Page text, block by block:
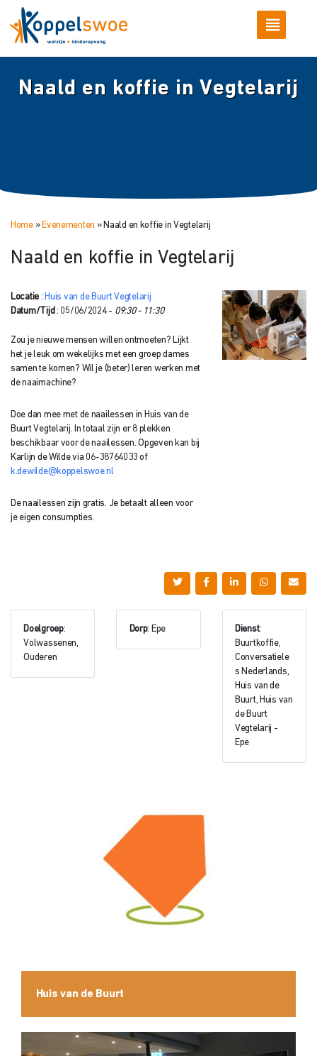
Naald en koffie in Vegtelarij
Home» Evenementen » Naald en koffie in Vegtelarij
Naald en koffie in Vegtelarij
Locatie : Huis van de Buurt Vegtelarij
Datum/Tijd : 05/06/2024 - 09:30 - 11:30
Zou je nieuwe mensen willen ontmoeten? Lijkt
het je leuk om wekelijks met een groep dames
samen te komen? Wil je (beter) leren werken met
de naaimachine?
Doe dan mee met de naailessen in Huis van de
Buurt Vegtelarij. In totaal zijn er 8 plekken
beschikbaar voor de naailessen. Opgeven kan bij
Karlijn de Wilde via 06-38764033 of
k.dewilde@koppelswoe.nl
De naailessen zijn gratis. Je betaalt alleen voor
je eigen consumpties.
Doelgroep:
Volwassenen,
Ouderen
Dorp: Epe Dienst:
Buurtkoffie,
Conversatiele
s Nederlands,
Huis van de
Buurt, Huis van
de Buurt
Vegtelarij -
Epe
Huis van de Buurt